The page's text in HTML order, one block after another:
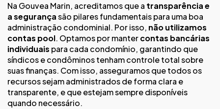
Na Gouvea Marin, acreditamos que a transparência e
a segurançasão pilares fundamentais para uma boa
administração condominial. Por isso, não utilizamos
contas pool. Optamos por mantercontas bancárias
individuais para cada condomínio, garantindo que
síndicos e condôminos tenham controle total sobre
suas finanças. Com isso, asseguramos que todos os
recursos sejam administrados de forma clara e
transparente, e que estejam sempre disponíveis
quando necessário.